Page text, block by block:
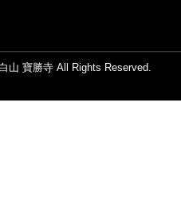
山 寶勝寺 All Rights Reserved.